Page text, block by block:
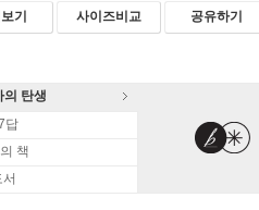
기 사이즈비교 공유하기
의 탄생
답
책